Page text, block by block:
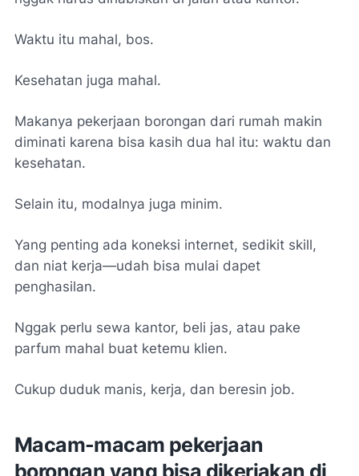
Waktu itu mahal, bos.
Kesehatan juga mahal.
Makanya pekerjaan borongan dari rumah makin
diminati karena bisa kasih dua hal itu: waktu dan
kesehatan.
Selain itu, modalnya juga minim.
Yang penting ada koneksi internet, sedikit skill,
dan niat kerja—udah bisa mulai dapet
penghasilan.
Nggak perlu sewa kantor, beli jas, atau pake
parfum mahal buat ketemu klien.
Cukup duduk manis, kerja, dan beresin job.
Macam-macam pekerjaan
borongan yang bisa dikerjakan di